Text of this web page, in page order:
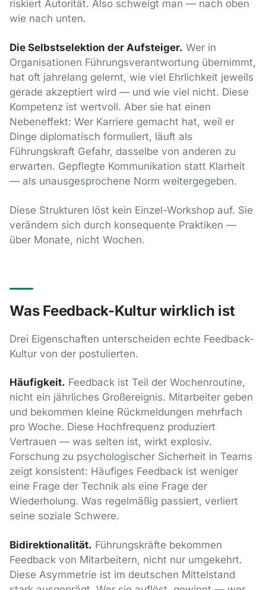
riskiert Autorität. Also schweigt man — nach oben
wie nach unten.
Die Selbstselektion der Aufsteiger. Wer in
Organisationen Führungsverantwortung übernimmt,
hat oft jahrelang gelernt, wie viel Ehrlichkeit jeweils
gerade akzeptiert wird — und wie viel nicht. Diese
Kompetenz ist wertvoll. Aber sie hat einen
Nebeneffekt: Wer Karriere gemacht hat, weil er
Dinge diplomatisch formuliert, läuft als
Führungskraft Gefahr, dasselbe von anderen zu
erwarten. Gepflegte Kommunikation statt Klarheit
— als unausgesprochene Norm weitergegeben.
Diese Strukturen löst kein Einzel-Workshop auf. Sie
verändern sich durch konsequente Praktiken —
über Monate, nicht Wochen.
Was Feedback-Kultur wirklich ist
Drei Eigenschaften unterscheiden echte Feedback-
Kultur von der postulierten.
Häufigkeit. Feedback ist Teil der Wochenroutine,
nicht ein jährliches Großereignis. Mitarbeiter geben
und bekommen kleine Rückmeldungen mehrfach
pro Woche. Diese Hochfrequenz produziert
Vertrauen — was selten ist, wirkt explosiv.
Forschung zu psychologischer Sicherheit in Teams
zeigt konsistent: Häufiges Feedback ist weniger
eine Frage der Technik als eine Frage der
Wiederholung. Was regelmäßig passiert, verliert
seine soziale Schwere.
Bidirektionalität. Führungskräfte bekommen
Feedback von Mitarbeitern, nicht nur umgekehrt.
Diese Asymmetrie ist im deutschen Mittelstand